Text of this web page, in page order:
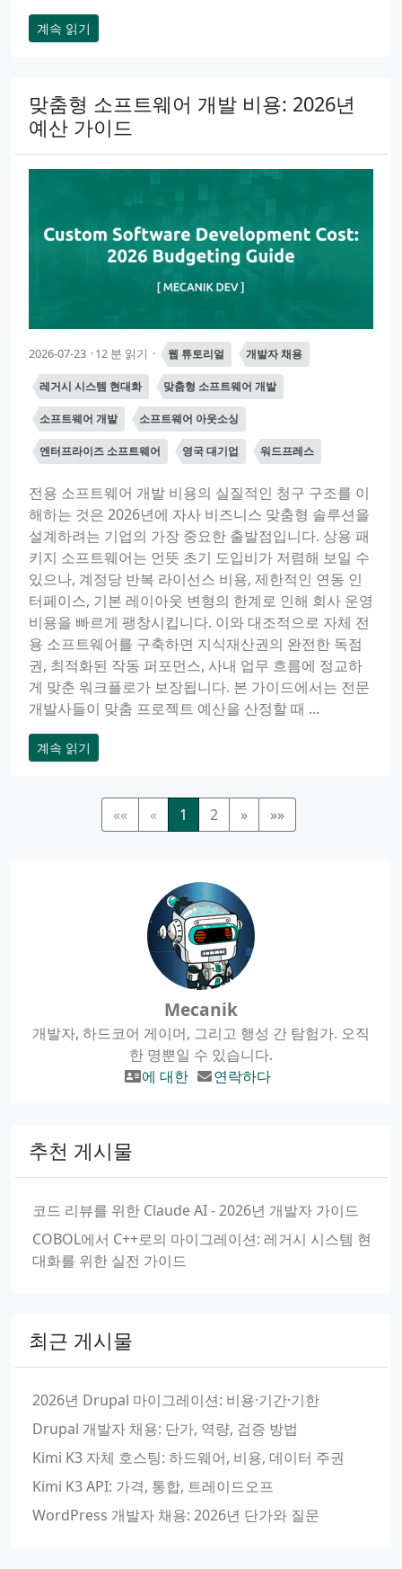
계속 읽기
맞춤형 소프트웨어 개발 비용: 2026년
예산 가이드
2026-07-23 12 분 읽기 웹 튜토리얼 개발자 채용
레거시 시스템 현대화 맞춤형 소프트웨어 개발
소프트웨어 개발 소프트웨어 아웃소싱
엔터프라이즈 소프트웨어 영국 대기업 워드프레스
전용 소프트웨어 개발 비용의 실질적인 청구 구조를 이
해하는 것은 2026년에 자사 비즈니스 맞춤형 솔루션을
설계하려는 기업의 가장 중요한 출발점입니다. 상용 패
키지 소프트웨어는 언뜻 초기 도입비가 저렴해 보일 수
있으나, 계정당 반복 라이선스 비용, 제한적인 연동 인
터페이스, 기본 레이아웃 변형의 한계로 인해 회사 운영
비용을 빠르게 팽창시킵니다. 이와 대조적으로 자체 전
용 소프트웨어를 구축하면 지식재산권의 완전한 독점
권, 최적화된 작동 퍼포먼스, 사내 업무 흐름에 정교하
게 맞춘 워크플로가 보장됩니다. 본 가이드에서는 전문
개발사들이 맞춤 프로젝트 예산을 산정할 때 ...
계속 읽기
«« « 1 2 » »»
Mecanik
개발자, 하드코어 게이머, 그리고 행성 간 탐험가. 오직
한 명뿐일 수 있습니다.
에 대한
연락하다
추천 게시물
코드 리뷰를 위한 Claude AI - 2026년 개발자 가이드
COBOL에서 C++로의 마이그레이션: 레거시 시스템 현
대화를 위한 실전 가이드
최근 게시물
2026년 Drupal 마이그레이션: 비용·기간·기한
Drupal 개발자 채용: 단가, 역량, 검증 방법
Kimi K3 자체 호스팅: 하드웨어, 비용, 데이터 주권
Kimi K3 API: 가격, 통합, 트레이드오프
WordPress 개발자 채용: 2026년 단가와 질문